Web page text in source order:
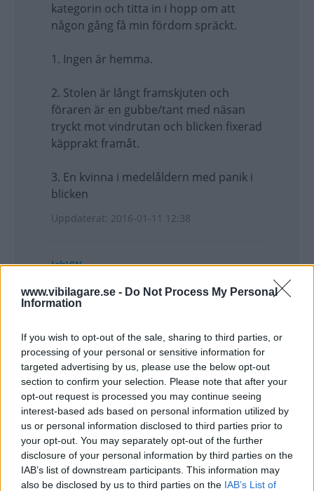
www.vibilagare.se - Do Not Process My Personal
Information
If you wish to opt-out of the sale, sharing to third parties, or
processing of your personal or sensitive information for
targeted advertising by us, please use the below opt-out
section to confirm your selection. Please note that after your
opt-out request is processed you may continue seeing
interest-based ads based on personal information utilized by
us or personal information disclosed to third parties prior to
your opt-out. You may separately opt-out of the further
disclosure of your personal information by third parties on the
IAB’s list of downstream participants. This information may
also be disclosed by us to third parties on the IAB’s List of
kategorin och titta in i hopp om att
någon gång få min fördom spräckt.
1. Ingen är hemma.
2. Stolen är långt framskjuten och
föraren är en gubbe/tant med näsan
tryckt mot vindrutan och blicken fixerad
käpprakt framåt.
3. En kvinna i medelåldern med panik i
blicken
Uppdaterat: 2016-01-11 12:38
IchVW
Intressant topic!
skrev här. Nämligen att en del håller
samma hastighet hela tiden, oavsett
vad hastighetsbegränsingarna säger.
Jag körde om typ 5 bilar på motorvägen
före bron. Men sen på bron så sänktes
hastigeten betydligt och jag saktade
ner. Då körde alla de bilar jag dragit om
före bron förbi mig. Efter bron höjdes
hastigheten till normal hastighet igen
och då drog jag om samtliga bilar igen.